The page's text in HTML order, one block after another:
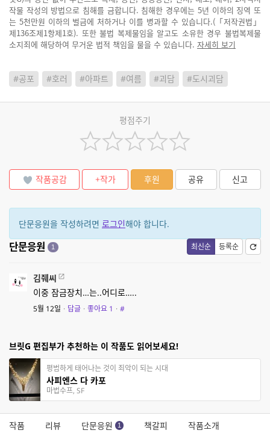
작물 작성의 방법으로 침해를 금합니다. 침해한 경우에는 5년 이하의 징역 또
는 5천만원 이하의 벌금에 처하거나 이를 병과할 수 있습니다.(「저작권법」
제136조제1항제1호). 또한 불법 복제물임을 알고도 소유한 경우 불법복제물
소지죄에 해당하여 무거운 법적 책임을 물을 수 있습니다. 자세히 보기
#공포 #호러 #아파트 #여름 #괴담 #도시괴담
평점주기
작품공감 +작가 후원 공유 신고
단문응원을 작성하려면 로그인해야 합니다.
최신순 등록순
단문응원 1
김줴씨
이중 잠금장치…는..어디로…..
5월 12일 · 답글 · 좋아요 1 · #
브릿G 편집부가 추천하는 이 작품도 읽어보세요!
평범하게 태어나는 것이 죄악이 되는 시대
사피엔스 다 카포
마법수프, SF
작품 리뷰 단문응원 1 책갈피 작품소개